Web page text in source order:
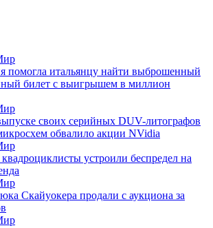
помогла итальянцу найти выброшенный
билет с выигрышем в миллион
своих серийных DUV-литографов
обвалило акции NVidia
устроили беспредел на
Скайуокера продали с аукциона за